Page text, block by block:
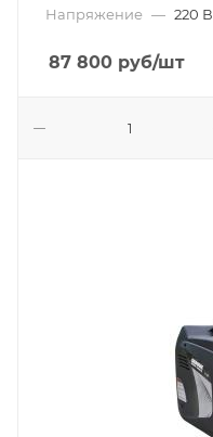
Напряжение — 220 В
87 800 руб/шт